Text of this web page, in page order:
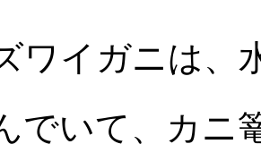
ワイガニは、
でいて、カニ